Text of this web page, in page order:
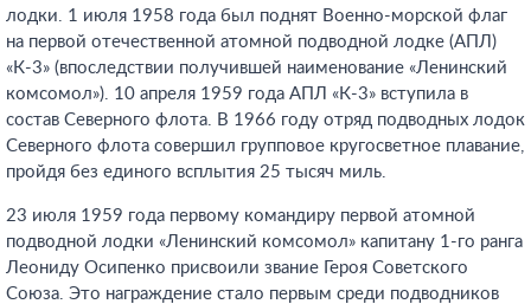
лодки. 1 июля 1958 года был поднят Военно-морской флаг
на первой отечественной атомной подводной лодке (АПЛ)
«К-3» (впоследствии получившей наименование «Ленинский
комсомол»). 10 апреля 1959 года АПЛ «К-3» вступила в
состав Северного флота. В 1966 году отряд подводных лодок
Северного флота совершил групповое кругосветное плавание,
пройдя без единого всплытия 25 тысяч миль.
23 июля 1959 года первому командиру первой атомной
подводной лодки «Ленинский комсомол» капитану 1-го ранга
Леониду Осипенко присвоили звание Героя Советского
Союза. Это награждение стало первым среди подводников